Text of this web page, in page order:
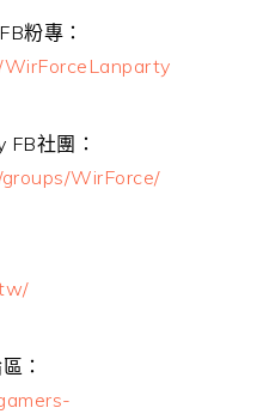
粉專：
FB社團：
WirForce/
：